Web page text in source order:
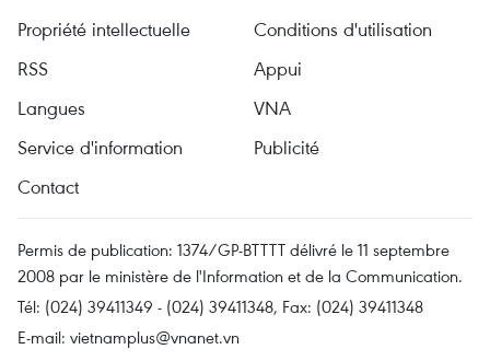
Propriété intellectuelle
Conditions d'utilisation
RSS
Appui
Langues
VNA
Service d'information
Publicité
Contact
Permis de publication: 1374/GP-BTTTT délivré le 11 septembre
2008 par le ministère de l'Information et de la Communication.
Tél: (024) 39411349 - (024) 39411348, Fax: (024) 39411348
E-mail: vietnamplus@vnanet.vn